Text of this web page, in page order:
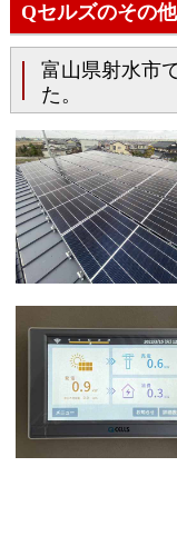
Qセルズのその
富山県射水市
た。